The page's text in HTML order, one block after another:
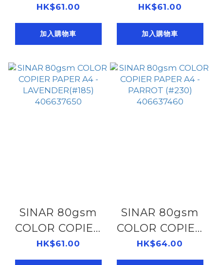
PAPER A4 -
ROSE (#140)
406637720
HK$61.00
加入購物車
PAPER A4 -
PEACH (#150)
406637700
HK$61.00
加入購物車
SINAR 80gsm
COLOR COPIER
PAPER A4 -
LAVENDER(#185)
HK$61.00
SINAR 80gsm
COLOR COPIER
PAPER A4 -
PARROT (#230)
HK$64.00